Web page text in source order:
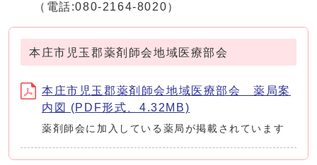
（電話:080-2164-8020）
本庄市児玉郡薬剤師会地域医療部会
本庄市児玉郡薬剤師会地域医療部会 薬局案
内図 (PDF形式、4.32MB)
薬剤師会に加入している薬局が掲載されています